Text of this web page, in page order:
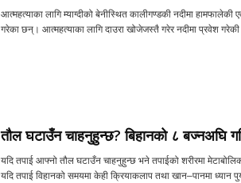
आत्महत्याका लागि म्याग्दीको बेनीस्थित कालीगण्डकी नदीमा
गरेका छन्। आत्महत्याका लागि दाउरा खोजेजस्तै गरेर नदीमा प्रवेश
तौल घटाउँन चाहनुहुन्छ? बिहानको ८ बज्नअघि
यदि तपाई आफ्नो तौल घटाउँन चाहनुहुन्छ भने तपाईको शरीरमा
यदि तपाई विहानको समयमा केही क्रियाकलाप तथा खान–पानमा